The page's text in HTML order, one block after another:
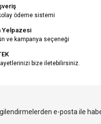
ödeme sistemi
Yelpazesi
ve kampanya seçeneği
bize iletebilirsiniz.
e-posta ile